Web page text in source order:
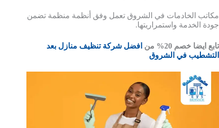
مكاتب الخادمات في الشروق تعمل وفق أنظمة منظمة تضمن
جودة الخدمة واستمراريتها.
تابع ايضا خصم 20% من
افضل شركة تنظيف منازل بعد
التشطيب في الشروق